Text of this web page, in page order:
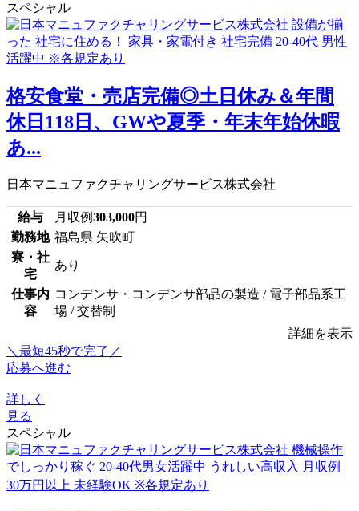
スペシャル
格安食堂・売店完備◎土日休み＆年間
休日118日、GWや夏季・年末年始休暇
あ...
日本マニュファクチャリングサービス株式会社
給与 月収例303,000円
勤務地 福島県 矢吹町
寮・社
宅
あり
仕事内
容
コンデンサ・コンデンサ部品の製造 / 電子部品系工
場 / 交替制
詳細を表示
＼最短45秒で完了／
応募へ進む
詳しく
見る
スペシャル